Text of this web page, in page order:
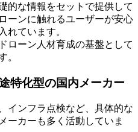
的な情報をセットで提供して
ーンに触れるユーザーが安心
れています。
ローン人材育成の基盤として
。
特化型の国内メーカー
インフラ点検など、具体的な
ーカーも多く活動していま